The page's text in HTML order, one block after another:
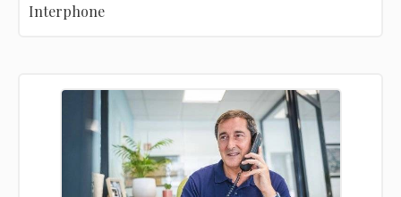
Interphone